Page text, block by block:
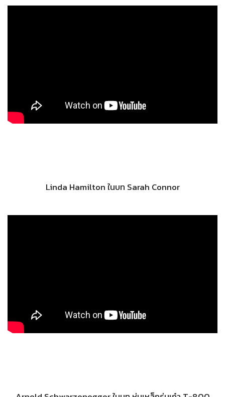
Linda Hamilton ในบท Sarah Connor